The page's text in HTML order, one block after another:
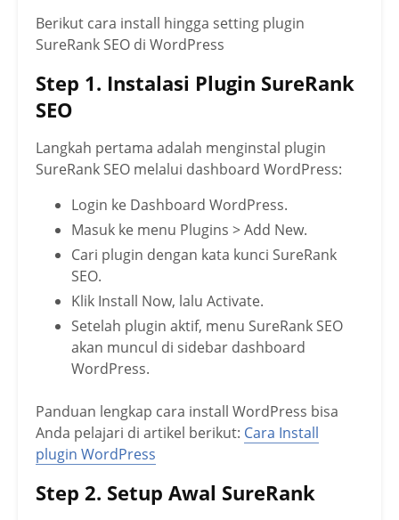
Berikut cara install hingga setting plugin
SureRank SEO di WordPress
Step 1. Instalasi Plugin SureRank
SEO
Langkah pertama adalah menginstal plugin
SureRank SEO melalui dashboard WordPress:
Login ke Dashboard WordPress.
Masuk ke menu Plugins > Add New.
Cari plugin dengan kata kunci SureRank
SEO.
Klik Install Now, lalu Activate.
Setelah plugin aktif, menu SureRank SEO
akan muncul di sidebar dashboard
WordPress.
Panduan lengkap cara install WordPress bisa
Anda pelajari di artikel berikut: Cara Install
plugin WordPress
Step 2. Setup Awal SureRank